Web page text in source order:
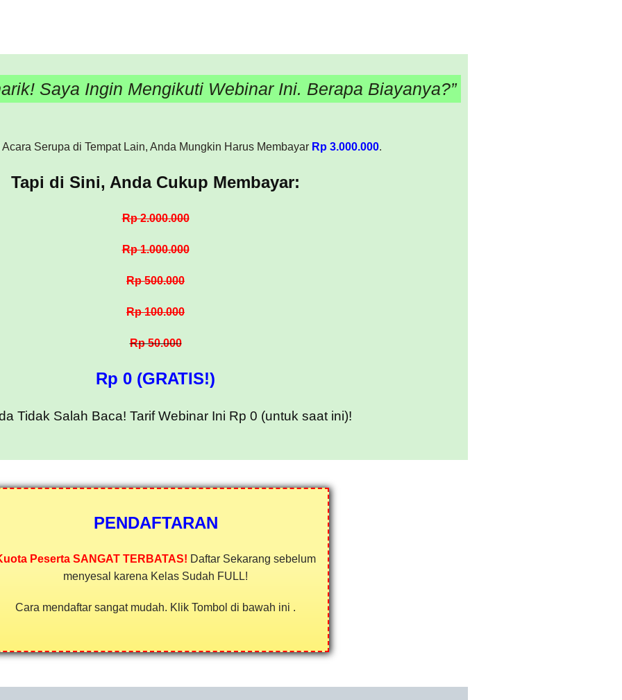
Saya Ingin Mengikuti Webinar Ini. Berapa Biayanya?”
Serupa di Tempat Lain, Anda Mungkin Harus Membayar Rp 3.000.000.
Tapi di Sini, Anda Cukup Membayar:
Rp 2.000.000
Rp 1.000.000
Rp 500.000
Rp 100.000
Rp 50.000
Rp 0 (GRATIS!)
Tidak Salah Baca! Tarif Webinar Ini Rp 0 (untuk saat ini)!
PENDAFTARAN
Peserta SANGAT TERBATAS! Daftar Sekarang sebelum
menyesal karena Kelas Sudah FULL!
Cara mendaftar sangat mudah. Klik Tombol di bawah ini .